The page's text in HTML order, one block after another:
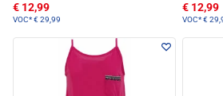
€ 12,99
VOC*€ 29,99
€ 12,99
VOC*€